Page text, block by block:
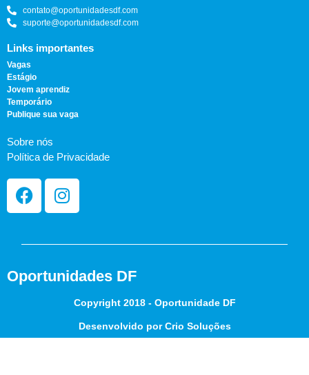
contato@oportunidadesdf.com
suporte@oportunidadesdf.com
Links importantes
Vagas
Estágio
Jovem aprendiz
Temporário
Publique sua vaga
Sobre nós
Política de Privacidade
Oportunidades DF
Copyright 2018 - Oportunidade DF
Desenvolvido por Crio Soluções